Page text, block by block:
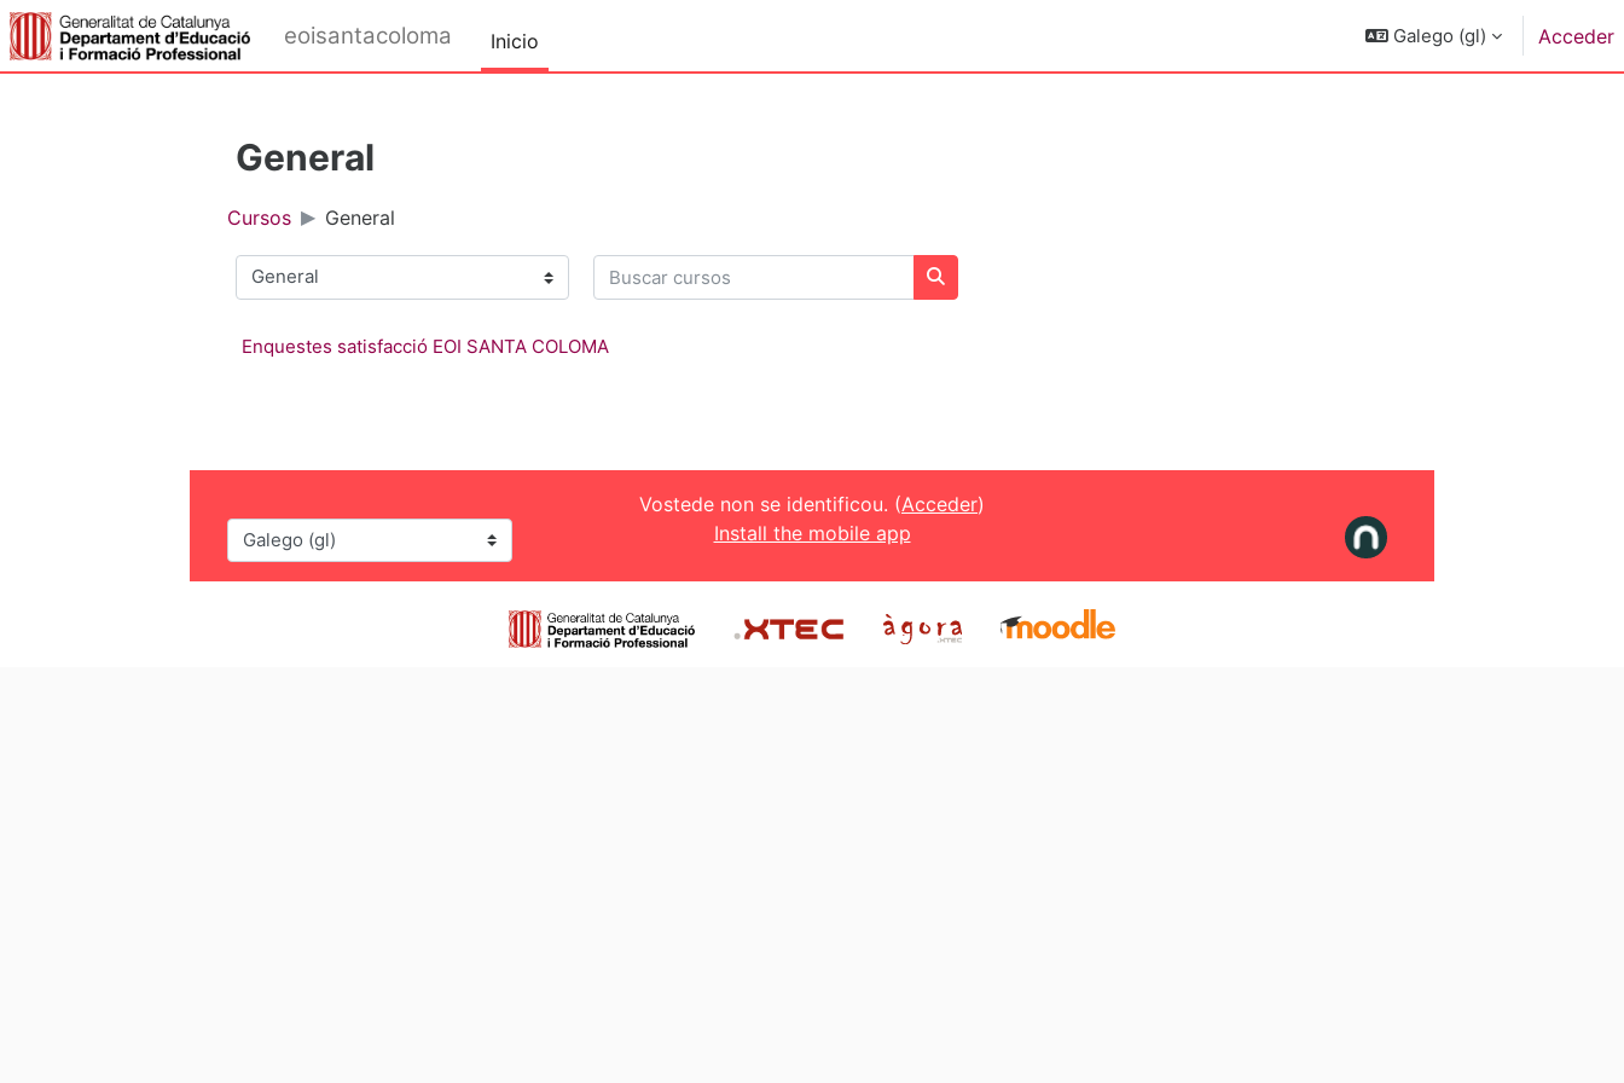
Ir ao contido principal
eoisantacoloma Inicio Galego ‎(gl)‎ Acceder
General
Cursos General
Categorías de cursos
Buscar cursos
Buscar cursos
Enquestes satisfacció EOI SANTA COLOMA
Idioma Vostede non se identificou. (Acceder)
Install the mobile app